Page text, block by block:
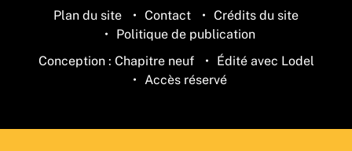
Plan du site
Contact
Crédits du site
Politique de publication
Conception : Chapitre neuf
Édité avec Lodel
Accès réservé